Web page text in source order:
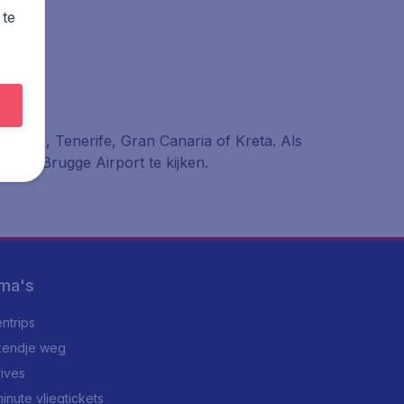
Tenerife, Gran Canaria of Kreta. Als
Brugge Airport te kijken.
weg
vliegtickets